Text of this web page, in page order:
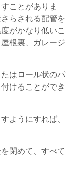
ことがありま
らされる配管を
がかなり低いこ
根裏、ガレージ
はロール状のパ
けることができ
ようにすれば、
閉めて、すべて